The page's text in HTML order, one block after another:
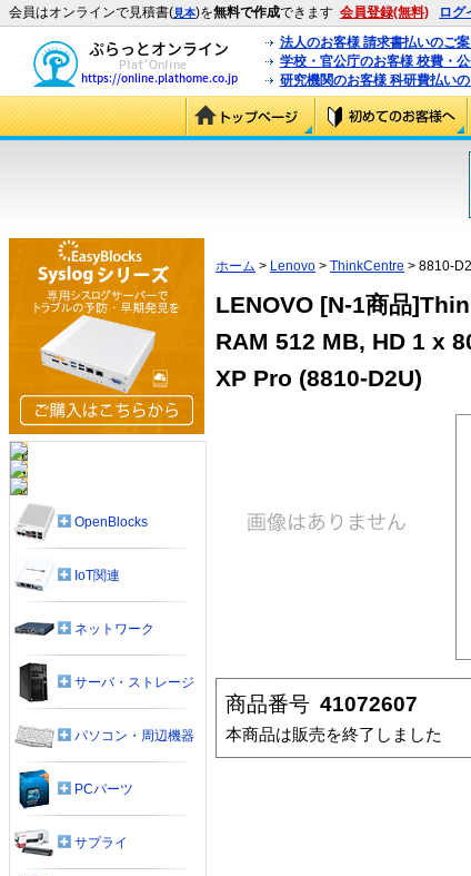
会員はオンラインで見積書(見本)を無料で作成できます 会員登録(無料) ログ
法人のお客様 請求書払いのご
学校・官公庁のお客様 校費・
研究機関のお客様 科研費払い
ホーム > Lenovo > ThinkCentre > 8810-
LENOVO [N-1商品
RAM 512 MB, HD 1 x
XP Pro (8810-D2U)
商品番号 41072607
本商品は販売を終了しました
OpenBlocks
IoT関連
ネットワーク
サーバ・ストレージ
パソコン・周辺機器
PCパーツ
サプライ